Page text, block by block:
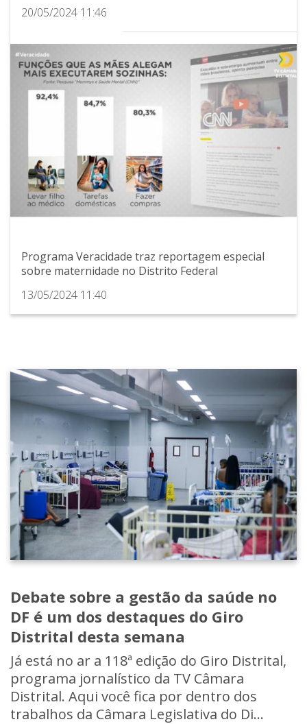
20/05/2024 11:46
Programa Veracidade traz reportagem especial
sobre maternidade no Distrito Federal
13/05/2024 11:40
Debate sobre a gestão da saúde no
DF é um dos destaques do Giro
Distrital desta semana
Já está no ar a 118ª edição do Giro Distrital,
programa jornalístico da TV Câmara
Distrital. Aqui você fica por dentro dos
trabalhos da Câmara Legislativa do Di...